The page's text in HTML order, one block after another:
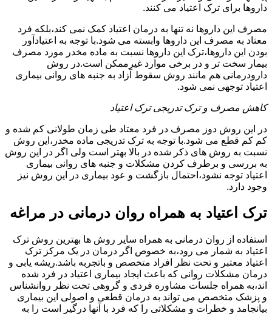
داروها برای ترک اعتیاد می کنند.
مصرف این داروها نه تنها به درمان اعتیاد کمک نمی کند،بلکه فرد
معتاد به مصرف این داروها وابسته می شود.با توجه به اعتیادآور
بودن این داروها،ترک این داروها نسبت به ماده مخدر مورد مصرف
بیمار سخت تر و در برخی موارد غیرممکن است.در روش
دارودرمانی هم مانند روش سقوط آزاد به جنبه های روانی بیماری
اعتیاد توجهی نمی شود.
کاهش مصرف و ترک تدریجی ترک اعتیاد
در این روش دوز مصرف در فرد معتاد طی زمان طولانی کم شده و
کم کم قطع می شود.با توجه به ترک تدریجی ماده مخدر،این روش
نسبت به روش های ذکر شده در بالا بهتر است ولی اگر در این روش
به بررسی و برطرف کردن مشکلات و جنبه های روانی بیماری
اعتیاد توجه نشود،احتمال بازگشت و عود بیماری در این روش نیز
وجود دارد.
ترک اعتیاد به همراه روان درمانی در مراغه
استفاده از روان درمانی به همراه سایر روش ها بهترین روش ترک
اعتیاد به شمار می رود،به خصوص اگر درمان در یک مرکز ترک
اعتیاد معتبر و تحت نظر افراد متخصص و باتجربه باشد.ریشه یابی و
درمان مشکلات روانی که باعث ایجاد بیماری اعتیاد در فرد شده
اند،به همراه جلسات مشاوره فردی و گروهی تحت نظر روانشناس
و پزشک متخصص می تواند به درمان قطعی و اصولی این بیماری
بیانجامد و خطرات و مشکلاتی را که فرد با آنها درگیر است را به